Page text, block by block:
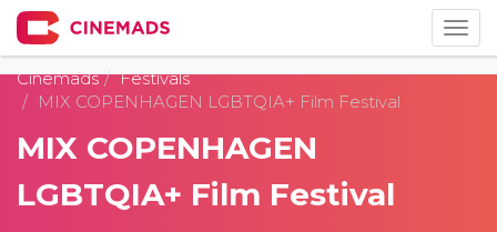
Cinemads
Festivals
MIX COPENHAGEN LGBTQIA+ Film Festival
MIX COPENHAGEN
LGBTQIA+ Film Festival